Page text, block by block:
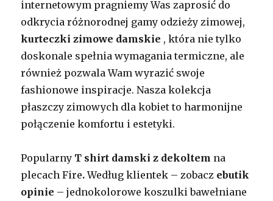
internetowym pragniemy Was zaprosić do
odkrycia różnorodnej gamy odzieży zimowej,
kurteczki zimowe damskie , która nie tylko
doskonale spełnia wymagania termiczne, ale
również pozwala Wam wyrazić swoje
fashionowe inspiracje. Nasza kolekcja
płaszczy zimowych dla kobiet to harmonijne
połączenie komfortu i estetyki.
Popularny T shirt damski z dekoltem na
plecach Fire.Według klientek – zobacz ebutik
opinie – jednokolorowe koszulki bawełniane